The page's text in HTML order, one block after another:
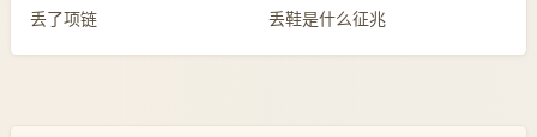
丢了项链 丢鞋是什么征兆